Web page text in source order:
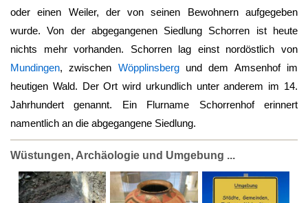
oder einen Weiler, der von seinen Bewohnern aufgegeben
wurde. Von der abgegangenen Siedlung Schorren ist heute
nichts mehr vorhanden. Schorren lag einst nordöstlich von
Mundingen, zwischen Wöpplinsbergund dem Amsenhof im
heutigen Wald. Der Ort wird urkundlich unter anderem im 14.
Jahrhundert genannt. Ein Flurname Schorrenhof erinnert
namentlich an die abgegangene Siedlung.
Wüstungen, Archäologie und Umgebung ...